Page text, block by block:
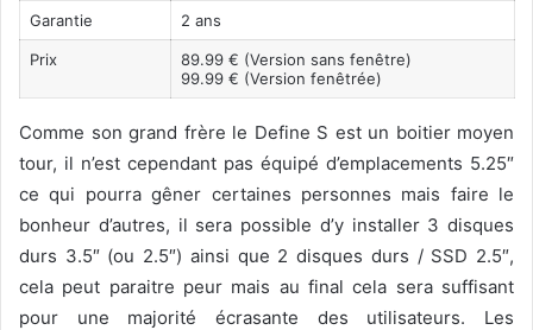
Garantie 2 ans
Prix
89.99 € (Version sans fenêtre)
99.99 € (Version fenêtrée)
Comme son grand frère le Define S est un boitier moyen
tour, il n’est cependant pas équipé d’emplacements 5.25″
ce qui pourra gêner certaines personnes mais faire le
bonheur d’autres, il sera possible d’y installer 3 disques
durs 3.5″ (ou 2.5″) ainsi que 2 disques durs / SSD 2.5″,
cela peut paraitre peur mais au final cela sera suffisant
pour une majorité écrasante des utilisateurs. Les